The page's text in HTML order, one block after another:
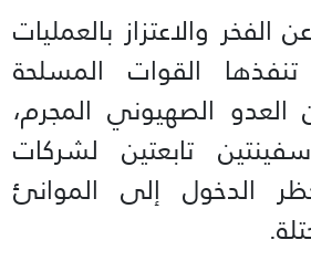
والاعتزاز بالعمليات
تنفذها القوات المسلحة
العدو الصهيوني المجرم،
تابعتين لشركات
الدخول إلى الموانئ